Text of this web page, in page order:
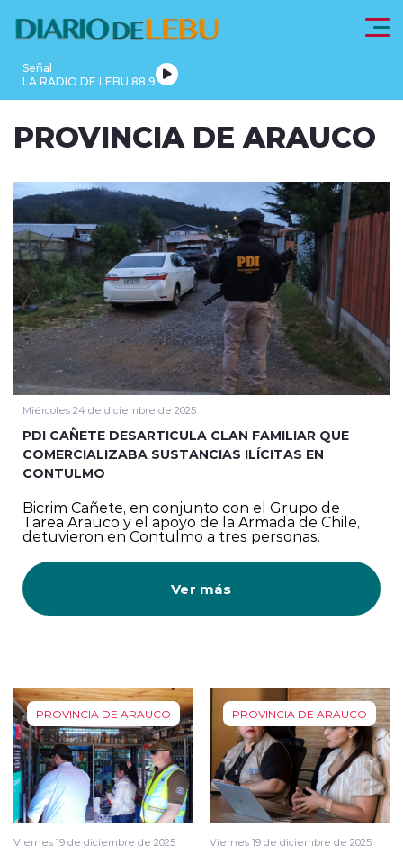
Señal
LA RADIO DE LEBU 88.9
LEBU
PROVINCIA
DE
ARAUCO
REGIONALESFRONTELACTUALIDAD
modo claro
PROVINCIA DE ARAUCO
Miércoles 24 de diciembre de 2025
PDI CAÑETE DESARTICULA CLAN FAMILIAR QUE
COMERCIALIZABA SUSTANCIAS ILÍCITAS EN
CONTULMO
Bicrim Cañete, en conjunto con el Grupo de
Tarea Arauco y el apoyo de la Armada de Chile,
detuvieron en Contulmo a tres personas.
Ver más
PROVINCIA DE ARAUCO
Viernes 19 de diciembre de 2025
PROVINCIA DE ARAUCO
Viernes 19 de diciembre de 2025